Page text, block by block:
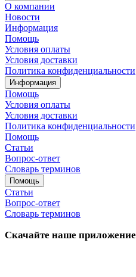
О компании
Новости
Информация
Помощь
Условия оплаты
Условия доставки
Политика конфиденциальности
Информация
Помощь
Условия оплаты
Условия доставки
Политика конфиденциальности
Помощь
Статьи
Вопрос-ответ
Словарь терминов
Помощь
Статьи
Вопрос-ответ
Словарь терминов
Скачайте наше приложение